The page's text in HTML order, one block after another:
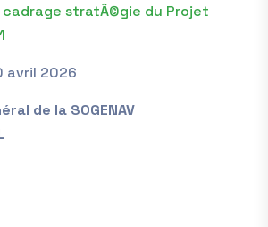
stratÃ©gie du Projet
avril 2026
de la SOGENAV